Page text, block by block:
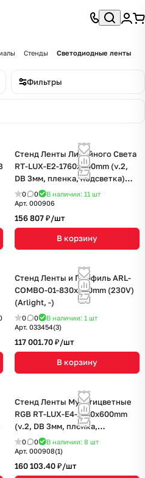
Стенды Светодиодные ленты
Фильтры
Стенд Ленты Линейного Света
RT-LUX-E2-1760x600mm (v.2,
DB 3мм, пленка, подсветка)
(Arlight, -)
0 0 В наличии: 11 шт
Арт. 000906
156 807 ₽/шт
В корзину
Стенд Ленты и Профиль ARL-
COMBO-01-830х600mm (230V)
(Arlight, -)
0 0 В наличии: 1 шт
Арт. 033454(3)
117 001.70 ₽/шт
В корзину
Стенд Ленты Мультицветные
RGB RT-LUX-E4-1760x600mm
(v.2, DB 3мм, пленка,
подсветка) (Arlight, -)
0 0 В наличии: 8 шт
Арт. 000908(1)
160 103.40 ₽/шт